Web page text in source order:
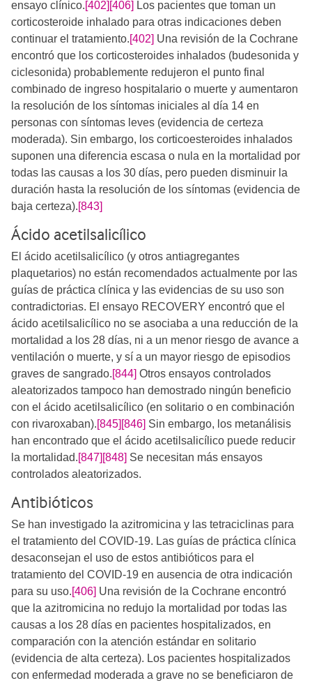
ensayo clínico.​​[402] [406] ​​​​​ Los pacientes que toman un
corticosteroide inhalado para otras indicaciones deben
continuar el tratamiento.[402] ​​ Una revisión de la Cochrane
encontró que los corticosteroides inhalados (budesonida y
ciclesonida) probablemente redujeron el punto final
combinado de ingreso hospitalario o muerte y aumentaron
la resolución de los síntomas iniciales al día 14 en
personas con síntomas leves (evidencia de certeza
moderada). Sin embargo, los corticoesteroides inhalados
suponen una diferencia escasa o nula en la mortalidad por
todas las causas a los 30 días, pero pueden disminuir la
duración hasta la resolución de los síntomas (evidencia de
baja certeza).[843]
Ácido acetilsalicílico
El ácido acetilsalicílico (y otros antiagregantes
plaquetarios) no están recomendados actualmente por las
guías de práctica clínica y las evidencias de su uso son
contradictorias. El ensayo RECOVERY encontró que el
ácido acetilsalicílico no se asociaba a una reducción de la
mortalidad a los 28 días, ni a un menor riesgo de avance a
ventilación o muerte, y sí a un mayor riesgo de episodios
graves de sangrado.[844] Otros ensayos controlados
aleatorizados tampoco han demostrado ningún beneficio
con el ácido acetilsalicílico (en solitario o en combinación
con rivaroxaban).[845] [846] Sin embargo, los metanálisis
han encontrado que el ácido acetilsalicílico puede reducir
la mortalidad.[847] [848] Se necesitan más ensayos
controlados aleatorizados.
Antibióticos
Se han investigado la azitromicina y las tetraciclinas para
el tratamiento del COVID-19. Las guías de práctica clínica
desaconsejan el uso de estos antibióticos para el
tratamiento del COVID-19 en ausencia de otra indicación
para su uso.​[406] Una revisión de la Cochrane encontró
que la azitromicina no redujo la mortalidad por todas las
causas a los 28 días en pacientes hospitalizados, en
comparación con la atención estándar en solitario
(evidencia de alta certeza). Los pacientes hospitalizados
con enfermedad moderada a grave no se beneficiaron de